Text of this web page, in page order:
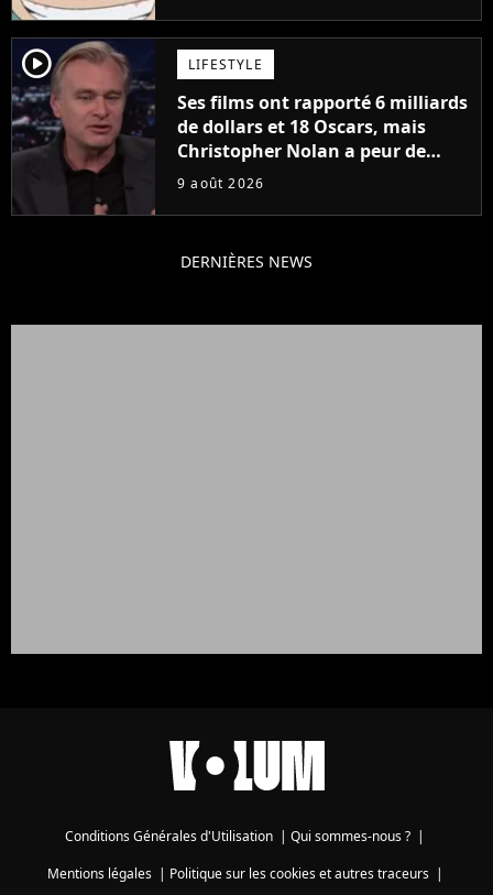
player2 LIFESTYLE
Ses films ont rapporté 6 milliards
de dollars et 18 Oscars, mais
Christopher Nolan a peur de
tourner un genre de films très
9 août 2026
DERNIÈRES NEWS
Conditions Générales d'Utilisation | Qui sommes-nous ? |
Mentions légales| Politique sur les cookies et autres traceurs|